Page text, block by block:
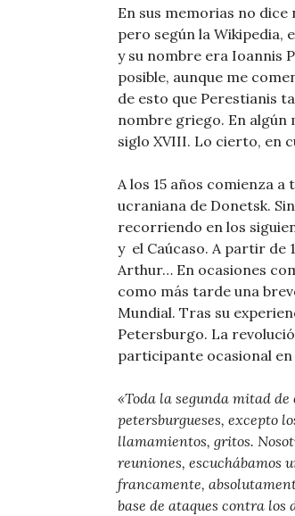
En sus memorias no dice
pero según la Wikipedia,
y su nombre era Ioannis
posible, aunque me
de esto que Perestianis
nombre griego. En algún
siglo XVIII. Lo cierto, en
A los 15 años comienza
ucraniana de Donetsk.
recorriendo en los
y el Caúcaso. A partir de
Arthur… En ocasiones
como más tarde una
Mundial. Tras su
Petersburgo. La
participante ocasional
«Toda la segunda mitad
petersburgueses, excepto
llamamientos, gritos.
reuniones, escuchábamos
francamente,
base de ataques contra